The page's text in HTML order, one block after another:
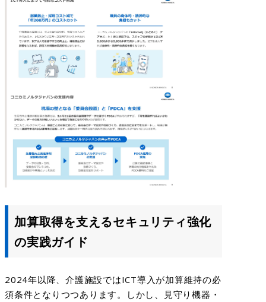
加算取得を支えるセキュリティ強化
の実践ガイド
2024年以降、介護施設ではICT導入が加算維持の必
須条件となりつつあります。しかし、見守り機器・